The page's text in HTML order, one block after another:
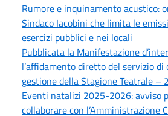
Rumore e inquinamento acustico:
Sindaco Iacobini che limita le
esercizi pubblici e nei locali
Pubblicata la Manifestazione
l’affidamento diretto del servizio di
gestione della Stagione Teatrale –
Eventi natalizi 2025-2026: avviso
collaborare con l’Amministrazione